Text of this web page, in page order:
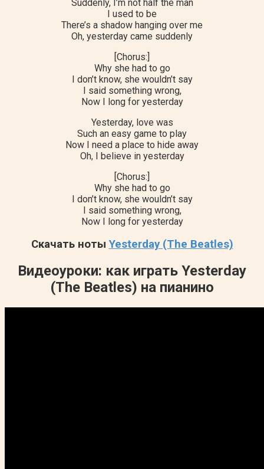
Suddenly, I’m not half the man
I used to be
There’s a shadow hanging over me
Oh, yesterday came suddenly
[Chorus:]
Why she had to go
I don’t know, she wouldn’t say
I said something wrong,
Now I long for yesterday
Yesterday, love was
Such an easy game to play
Now I need a place to hide away
Oh, I believe in yesterday
[Chorus:]
Why she had to go
I don’t know, she wouldn’t say
I said something wrong,
Now I long for yesterday
Скачать нотыYesterday (The Beatles)
Видеоуроки: как играть Yesterday
(The Beatles) на пианино